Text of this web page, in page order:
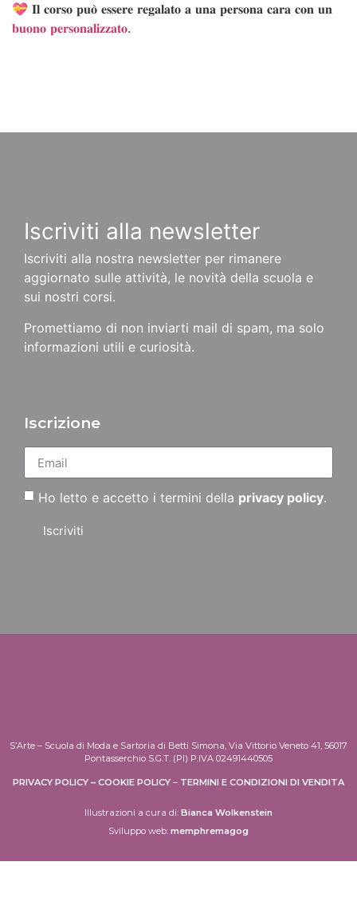
💝 𝐈𝐥 𝐜𝐨𝐫𝐬𝐨 𝐩𝐮𝐨̀ 𝐞𝐬𝐬𝐞𝐫𝐞 𝐫𝐞𝐠𝐚𝐥𝐚𝐭𝐨 𝐚 𝐮𝐧𝐚 𝐩𝐞𝐫𝐬𝐨𝐧𝐚 𝐜𝐚𝐫𝐚 𝐜𝐨𝐧 𝐮𝐧
𝐛𝐮𝐨𝐧𝐨 𝐩𝐞𝐫𝐬𝐨𝐧𝐚𝐥𝐢𝐳𝐳𝐚𝐭𝐨.
Iscriviti alla newsletter
Iscriviti alla nostra newsletter per rimanere
aggiornato sulle attività, le novità della scuola e
sui nostri corsi.
Promettiamo di non inviarti mail di spam, ma solo
informazioni utili e curiosità.
Iscrizione
Ho letto e accetto i termini della privacy policy.
Iscriviti
S’Arte – Scuola di Moda e Sartoria di Betti Simona, Via Vittorio Veneto 41, 56017
Pontasserchio S.G.T. (PI) P.IVA 02491440505
PRIVACY POLICY – COOKIE POLICY – TERMINI E CONDIZIONI DI VENDITA
Illustrazioni a cura di: Bianca Wolkenstein
Sviluppo web: memphremagog